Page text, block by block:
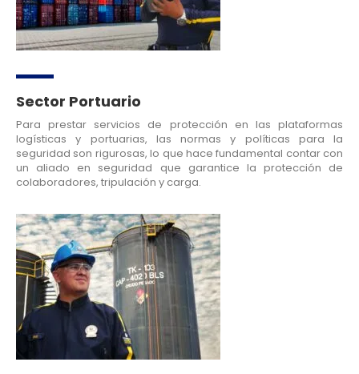
Sector Portuario
Para prestar servicios de protección en las plataformas
logísticas y portuarias, las normas y políticas para la
seguridad son rigurosas, lo que hace fundamental contar con
un aliado en seguridad que garantice la protección de
colaboradores, tripulación y carga.